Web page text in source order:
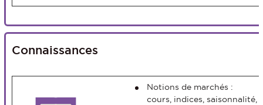
Connaissances
Notions de marchés :
cours, indices, saisonnalité,